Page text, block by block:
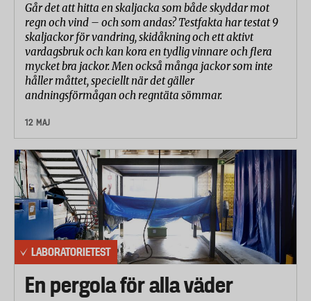
Går det att hitta en skaljacka som både skyddar mot
regn och vind – och som andas? Testfakta har testat 9
skaljackor för vandring, skidåkning och ett aktivt
vardagsbruk och kan kora en tydlig vinnare och flera
mycket bra jackor. Men också många jackor som inte
håller måttet, speciellt när det gäller
andningsförmågan och regntäta sömmar.
12 MAJ
LABORATORIETEST
En pergola för alla väder